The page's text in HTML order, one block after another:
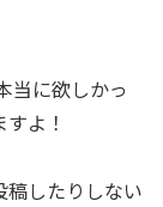
当に欲しかっ
よ！
稿したりしない